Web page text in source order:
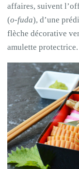
affaires, suivent
(o-fuda), d’une
flèche décorative
amulette protectrice.